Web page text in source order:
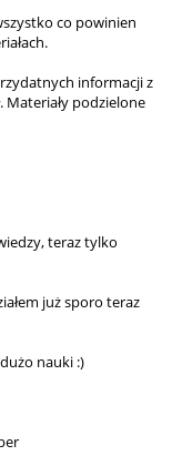
co powinien
informacji z
Materiały podzielone
teraz tylko
już sporo teraz
nauki :)